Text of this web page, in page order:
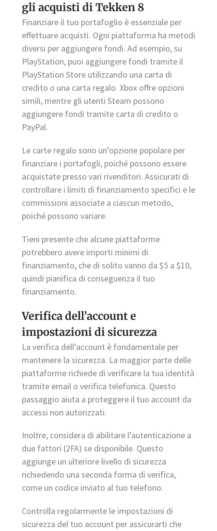
gli acquisti di Tekken 8
Finanziare il tuo portafoglio è essenziale per
effettuare acquisti. Ogni piattaforma ha metodi
diversi per aggiungere fondi. Ad esempio, su
PlayStation, puoi aggiungere fondi tramite il
PlayStation Store utilizzando una carta di
credito o una carta regalo. Xbox offre opzioni
simili, mentre gli utenti Steam possono
aggiungere fondi tramite carta di credito o
PayPal.
Le carte regalo sono un’opzione popolare per
finanziare i portafogli, poiché possono essere
acquistate presso vari rivenditori. Assicurati di
controllare i limiti di finanziamento specifici e le
commissioni associate a ciascun metodo,
poiché possono variare.
Tieni presente che alcune piattaforme
potrebbero avere importi minimi di
finanziamento, che di solito vanno da $5 a $10,
quindi pianifica di conseguenza il tuo
finanziamento.
Verifica dell’account e
impostazioni di sicurezza
La verifica dell’account è fondamentale per
mantenere la sicurezza. La maggior parte delle
piattaforme richiede di verificare la tua identità
tramite email o verifica telefonica. Questo
passaggio aiuta a proteggere il tuo account da
accessi non autorizzati.
Inoltre, considera di abilitare l’autenticazione a
due fattori (2FA) se disponibile. Questo
aggiunge un ulteriore livello di sicurezza
richiedendo una seconda forma di verifica,
come un codice inviato al tuo telefono.
Controlla regolarmente le impostazioni di
sicurezza del tuo account per assicurarti che